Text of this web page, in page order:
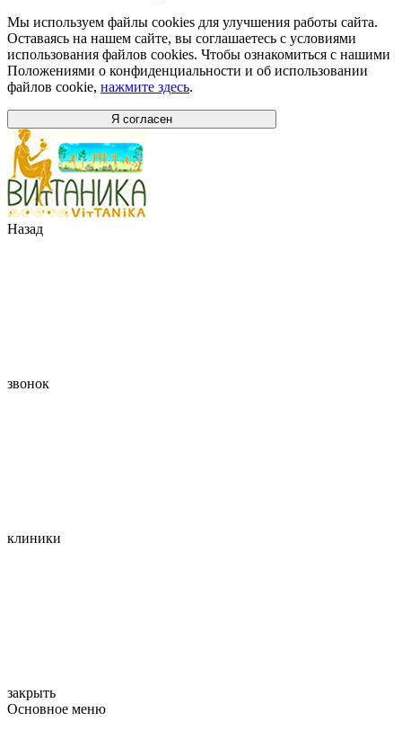
Мы используем файлы cookies для улучшения работы сайта.
Оставаясь на нашем сайте, вы соглашаетесь с условиями
использования файлов cookies. Чтобы ознакомиться с нашими
Положениями о конфиденциальности и об использовании
файлов cookie, нажмите здесь.
Я согласен
Назад
звонок
клиники
закрыть
Основное меню